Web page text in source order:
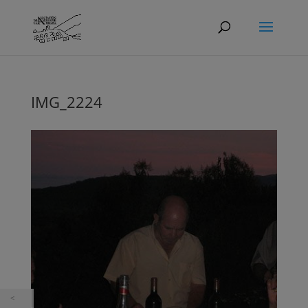
IMG_2224